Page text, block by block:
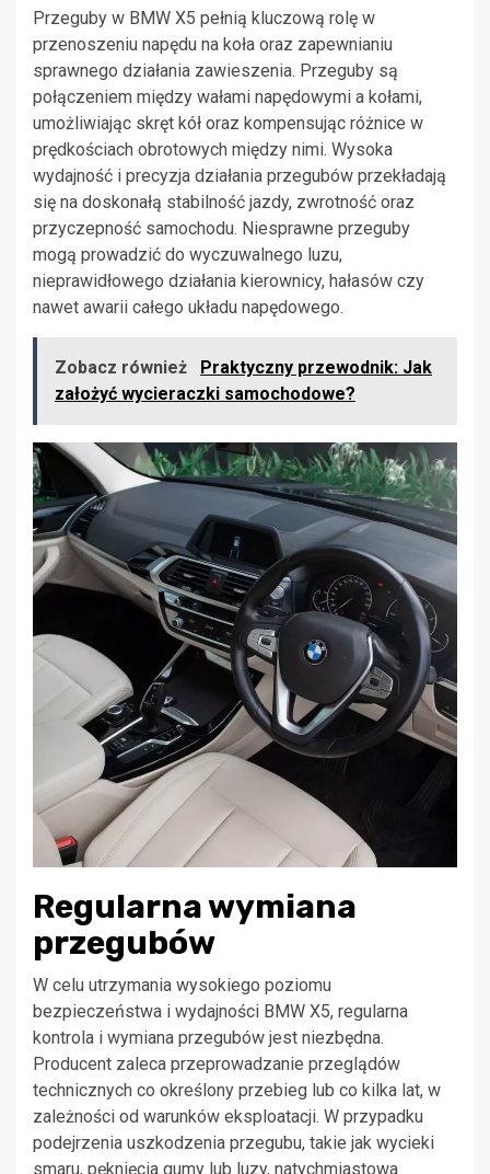
Przeguby w BMW X5 pełnią kluczową rolę w
przenoszeniu napędu na koła oraz zapewnianiu
sprawnego działania zawieszenia. Przeguby są
połączeniem między wałami napędowymi a kołami,
umożliwiając skręt kół oraz kompensując różnice w
prędkościach obrotowych między nimi. Wysoka
wydajność i precyzja działania przegubów przekładają
się na doskonałą stabilność jazdy, zwrotność oraz
przyczepność samochodu. Niesprawne przeguby
mogą prowadzić do wyczuwalnego luzu,
nieprawidłowego działania kierownicy, hałasów czy
nawet awarii całego układu napędowego.
Zobacz również
Praktyczny przewodnik: Jak
założyć wycieraczki samochodowe?
Regularna wymiana
przegubów
W celu utrzymania wysokiego poziomu
bezpieczeństwa i wydajności BMW X5, regularna
kontrola i wymiana przegubów jest niezbędna.
Producent zaleca przeprowadzanie przeglądów
technicznych co określony przebieg lub co kilka lat, w
zależności od warunków eksploatacji. W przypadku
podejrzenia uszkodzenia przegubu, takie jak wycieki
smaru, pęknięcia gumy lub luzy, natychmiastowa